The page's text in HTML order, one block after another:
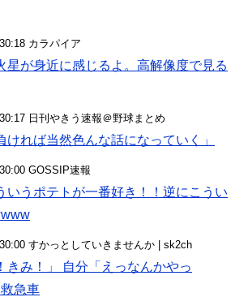
カラパイア
星が身近に感じるよ。高解像度で見る
日刊やきう速報＠野球まとめ
ければ当然色んな話になっていく」
GOSSIP速報
いうポテトが一番好き！！逆にこうい
すかっとしていきませんか | sk2ch
きみ！」 自分「えっなんかやっ
急車